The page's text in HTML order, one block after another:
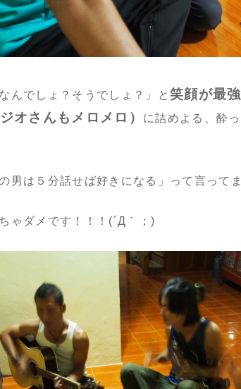
んでしょ？そうでしょ？」と 笑顔が最
オさんもメロメロ）
に詰めよる、酔
男は５分話せば好きになる」って言ってま
ゃダメです！！！(´Д｀；)